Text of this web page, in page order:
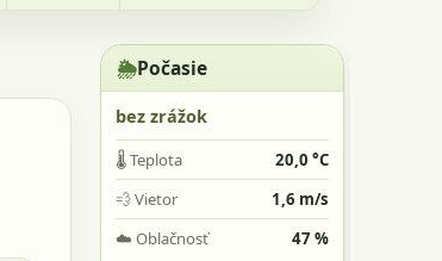
🌦️Počasie
bez zrážok
🌡️Teplota
20,0 °C
💨Vietor
1,6 m/s
☁️ Oblačnosť 47 %